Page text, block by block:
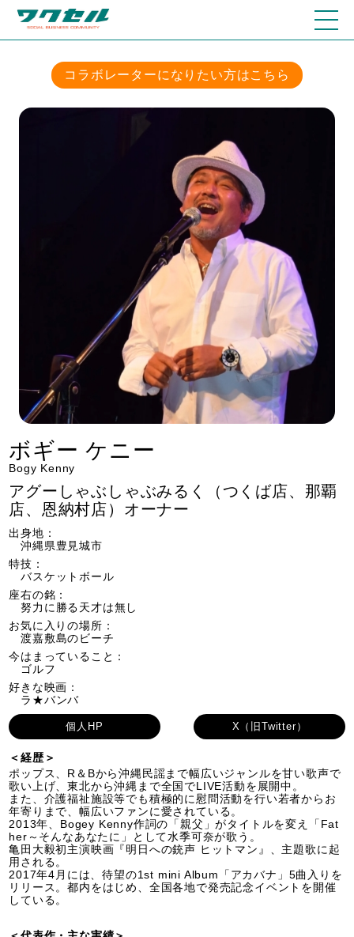
コラボレーターになりたい方はこちら
ボギー ケニー
Bogy Kenny
アグーしゃぶしゃぶみるく（つくば店、那覇
店、恩納村店）オーナー
出身地：
沖縄県豊見城市
特技：
バスケットボール
座右の銘：
努力に勝る天才は無し
お気に入りの場所：
渡嘉敷島のビーチ
今はまっていること：
ゴルフ
好きな映画：
ラ★バンバ
個人HP X（旧Twitter）
＜経歴＞
ポップス、R＆Bから沖縄民謡まで幅広いジャンルを甘い歌声で
歌い上げ、東北から沖縄まで全国でLIVE活動を展開中。
また、介護福祉施設等でも積極的に慰問活動を行い若者からお
年寄りまで、幅広いファンに愛されている。
2013年、Bogey Kenny作詞の「親父」がタイトルを変え「Fat
her～そんなあなたに」として水季可奈が歌う。
亀田大毅初主演映画『明日への銃声 ヒットマン』、主題歌に起
用される。
2017年4月には、待望の1st mini Album「アカバナ」5曲入りを
リリース。都内をはじめ、全国各地で発売記念イベントを開催
している。